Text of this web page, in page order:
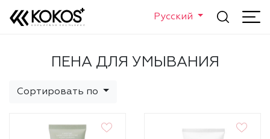
Русский
ПЕНА ДЛЯ УМЫВАНИЯ
Сортировать по